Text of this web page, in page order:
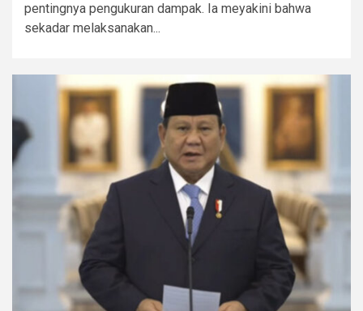
pentingnya pengukuran dampak. Ia meyakini bahwa
sekadar melaksanakan...